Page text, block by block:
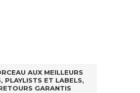
AUX MEILLEURS
PLAYLISTS ET LABELS,
GARANTIS